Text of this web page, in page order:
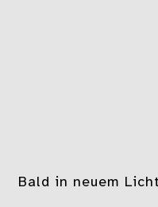
Bald in neuem